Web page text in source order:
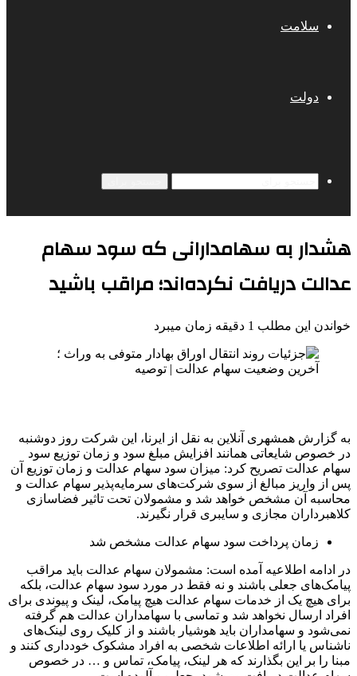
سلامت
دولت
هشدار به سهامدارانی که سود سهام
عدالت دریافت نکرده‌اند؛ مراقب باشید
خواندن این مطلب 1 دقیقه زمان میبرد
به گزارش همشهری آنلاین به نقل از ایرنا، این شرکت روز دوشنبه
در خصوص شایعاتی همانند افزایش مبلغ سود و زمان توزیع سود
سهام عدالت تصریح کرد: میزان سود سهام عدالت و زمان توزیع آن
پس از واریز مبالغ از سوی شرکت‌های سرمایه‌پذیر سهام عدالت و
محاسبه آن مشخص خواهد شد و مشمولان تحت تاثیر فضاسازی
کلاهبرداران مجازی و سایبری قرار نگیرند.
زمان پرداخت سود سهام عدالت مشخص شد
در ادامه اطلاعیه آمده است: مشمولان سهام عدالت باید مراقب
پیامک‌های جعلی باشند و نه فقط در مورد سود سهام عدالت، بلکه
برای هیچ یک از خدمات سهام عدالت هیچ پیامک، لینک و پیوندی برای
افراد ارسال نخواهد شد و تماسی با سهامداران عدالت هم گرفته
نمی‌شود و سهامداران باید هوشیار باشند و از کلیک روی لینک‌های
ناشناس یا ارائه اطلاعات شخصی به افراد مشکوک خودداری کنند و
مبنا را بر این بگذارند که هر لینک، پیامک، تماس و … در خصوص